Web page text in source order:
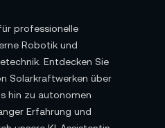
professionelle
Robotik und
Entdecken Sie
Solarkraftwerken über
hin zu autonomen
Erfahrung und